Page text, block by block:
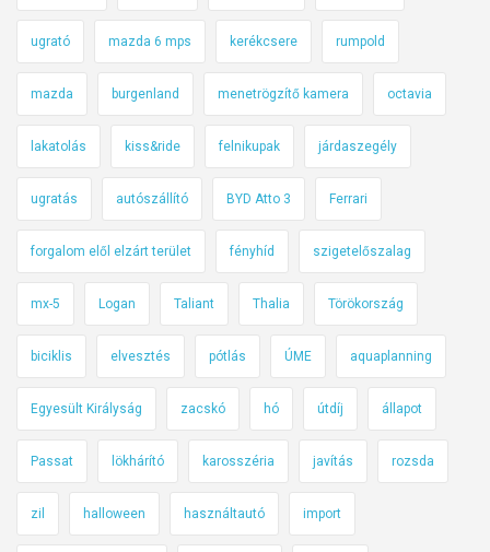
ugrató mazda 6 mps kerékcsere rumpold
mazda burgenland menetrögzítő kamera octavia
lakatolás kiss&ride felnikupak járdaszegély
ugratás autószállító BYD Atto 3 Ferrari
forgalom elől elzárt terület fényhíd szigetelőszalag
mx-5 Logan Taliant Thalia Törökország
biciklis elvesztés pótlás ÚME aquaplanning
Egyesült Királyság zacskó hó útdíj állapot
Passat lökhárító karosszéria javítás rozsda
zil halloween használtautó import